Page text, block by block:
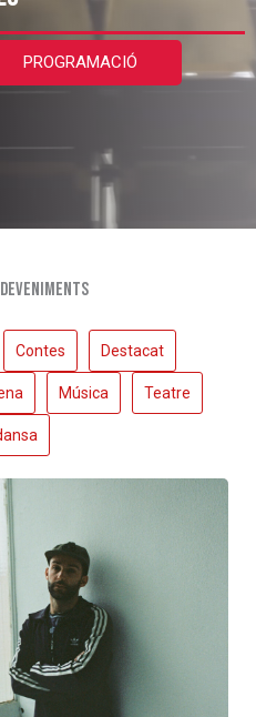
PROGRAMACIÓ
Contes Destacat
Música Teatre